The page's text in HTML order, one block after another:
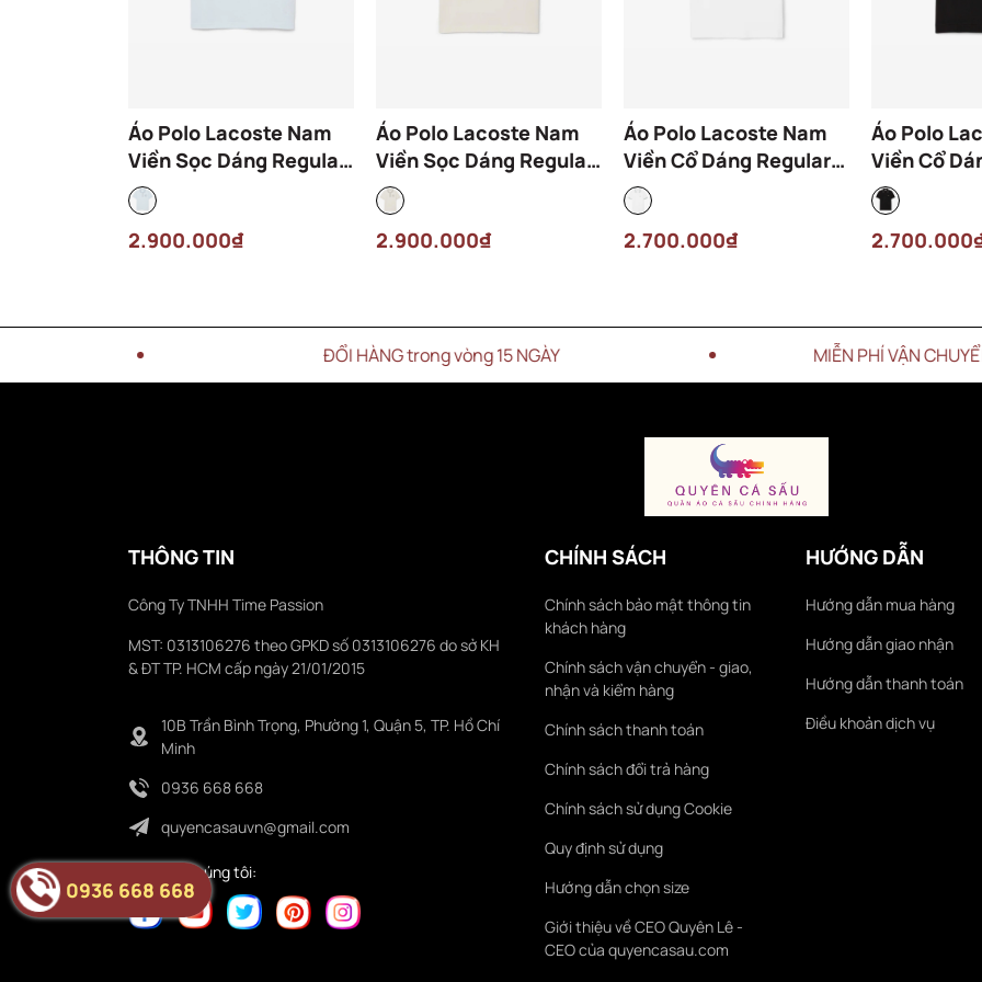
Áo Polo Lacoste Nam
Viền Sọc Dáng Regular
PH9960-00-T01 Màu
Xanh Nhạt
2.900.000₫
Áo Polo Lacoste Nam
Viền Sọc Dáng Regular
PH9960-00-ARS Màu
Kem
2.900.000₫
Áo Polo Lacoste Nam
Viền Cổ Dáng Regular
PH9875-00-001 Màu
Trắng
2.700.000₫
Áo Polo
Viền Cổ
PH9875-
Đen
ĐỔI HÀNG trong vòng 15 NGÀY MIỄN PHÍ VẬN CHUYỂN CHO ĐƠN
THÔNG TIN
Công Ty TNHH Time Passion
MST: 0313106276 theo GPKD số 0313106276 do sở KH
& ĐT TP. HCM cấp ngày 21/01/2015
10B Trần Bình Trọng, Phường 1, Quận 5, TP. Hồ Chí
Minh
0936 668 668
quyencasauvn@gmail.com
Folower chúng tôi:
CHÍNH SÁCH
Chính sách bảo mật thông tin
khách hàng
Chính sách vận chuyển - giao,
nhận và kiểm hàng
Chính sách thanh toán
Chính sách đổi trả hàng
Chính sách sử dụng Cookie
Quy định sử dụng
Hướng dẫn chọn size
Giới thiệu về CEO Quyên Lê -
CEO của quyencasau.com
HƯỚNG DẪN
Hướng dẫn mua hàng
Hướng dẫn giao nhận
Hướng dẫn thanh toán
Điều khoản dịch vụ
0936 668 668